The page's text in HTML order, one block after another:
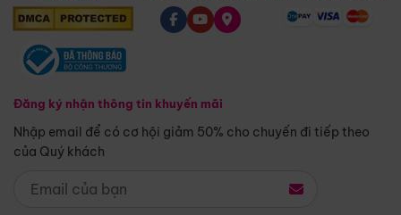
Đăng ký nhận thông tin khuyến mãi
Nhập email để có cơ hội giảm 50% cho chuyến đi tiếp theo
của Quý khách